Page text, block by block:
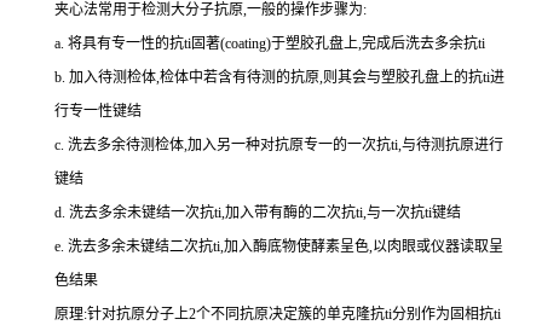
夹心法常用于检测大分子抗原,一般的操作步骤为:
a. 将具有专一性的抗ti固著(coating)于塑胶孔盘上,完成后洗去多余抗ti
b. 加入待测检体,检体中若含有待测的抗原,则其会与塑胶孔盘上的抗ti进
行专一性键结
c. 洗去多余待测检体,加入另一种对抗原专一的一次抗ti,与待测抗原进行
键结
d. 洗去多余未键结一次抗ti,加入带有酶的二次抗ti,与一次抗ti键结
e. 洗去多余未键结二次抗ti,加入酶底物使酵素呈色,以肉眼或仪器读取呈
色结果
原理:针对抗原分子上2个不同抗原决定簇的单克隆抗ti分别作为固相抗ti